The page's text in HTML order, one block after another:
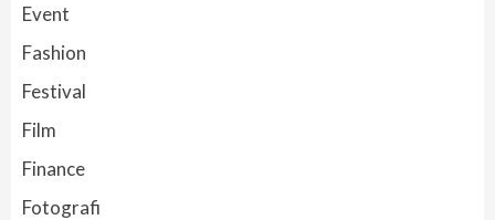
Event
Fashion
Festival
Film
Finance
Fotografi